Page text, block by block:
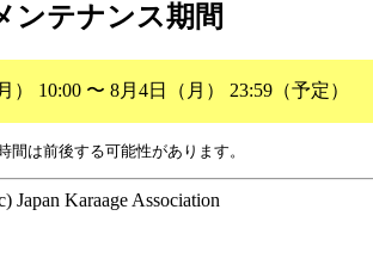
ンテナンス期間
） 10:00 〜 8月4日（月） 23:59（予定）
間は前後する可能性があります。
Japan Karaage Association